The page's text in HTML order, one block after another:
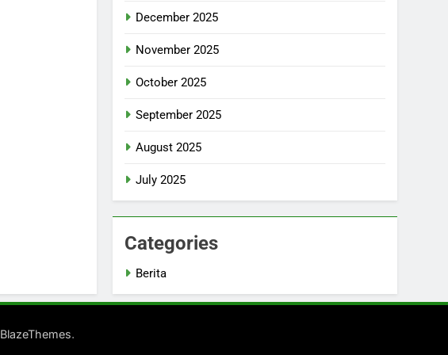
December 2025
November 2025
October 2025
September 2025
August 2025
July 2025
Categories
Berita
BlazeThemes.